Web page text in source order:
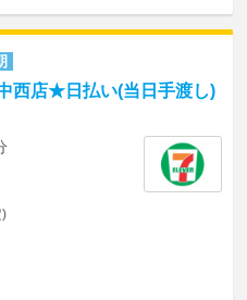
西店★日払い(当日手渡し)